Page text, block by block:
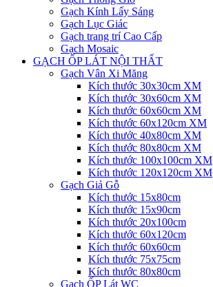
Gạch Kính Lấy Sáng
Gạch Lục Giác
Gạch trang trí Cao Cấp
Gạch Mosaic
GẠCH ỐP LÁT NỘI THẤT
Gạch Vân Xi Măng
Kích thước 30x30cm XM
Kích thước 30x60cm XM
Kích thước 60x60cm XM
Kích thước 60x120cm XM
Kích thước 40x80cm XM
Kích thước 80x80cm XM
Kích thước 100x100cm XM
Kích thước 120x120cm XM
Gạch Giả Gỗ
Kích thước 15x80cm
Kích thước 15x90cm
Kích thước 20x100cm
Kích thước 60x120cm
Kích thước 60x60cm
Kích thước 75x75cm
Kích thước 80x80cm
Gạch ỐP Lát WC